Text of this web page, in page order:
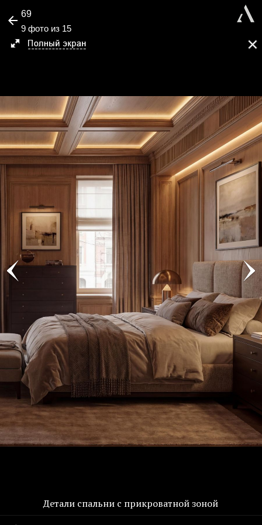
69
9 фото из 15
Детали спальни с прикроватной зоной